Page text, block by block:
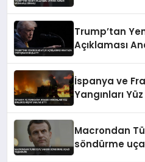
Trump’tan
Açıklaması
İspanya ve
Yangınları
Macrondan
söndürme